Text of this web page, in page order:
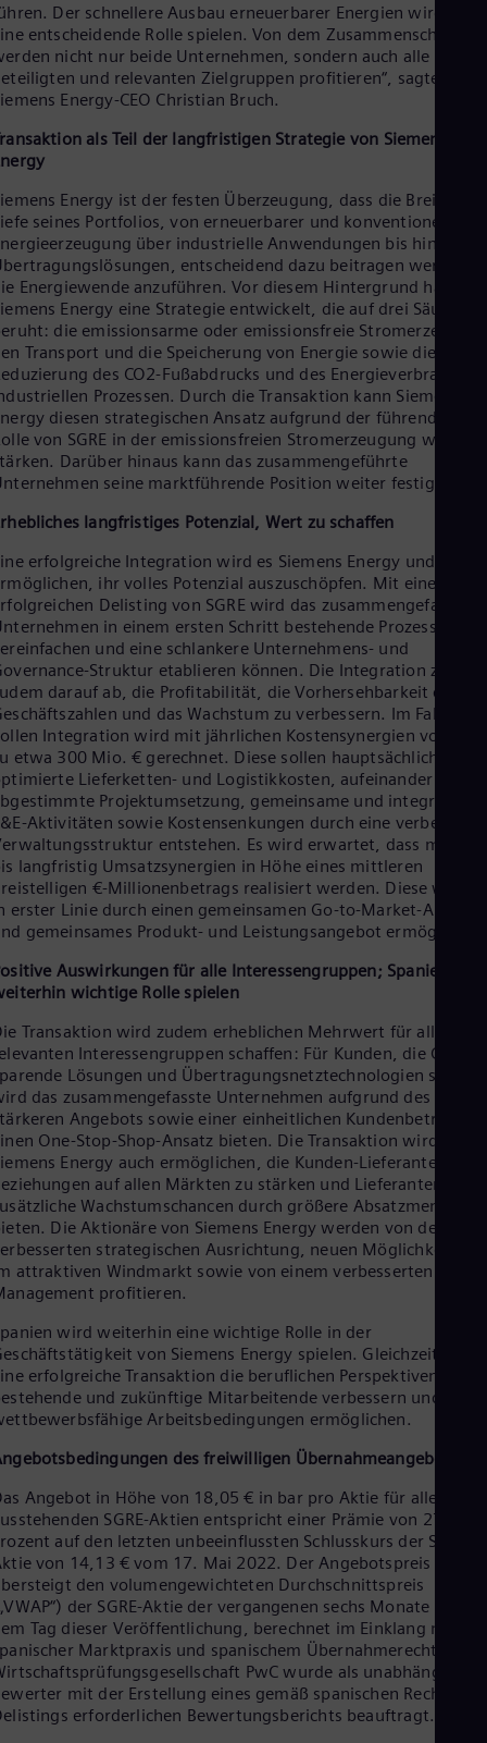
Der schnellere Ausbau erneuerbarer Energien wird
entscheidende Rolle spielen. Von dem Zusammenschluss
nicht nur beide Unternehmen, sondern auch alle
und relevanten Zielgruppen profitieren“, sagte
Energy-CEO Christian Bruch.
als Teil der langfristigen Strategie von Siemens
Energy ist der festen Überzeugung, dass die Breite und
seines Portfolios, von erneuerbarer und konventioneller
über industrielle Anwendungen bis hin zu
entscheidend dazu beitragen werden,
Energiewende anzuführen. Vor diesem Hintergrund hat
Energy eine Strategie entwickelt, die auf drei Säulen
die emissionsarme oder emissionsfreie
Transport und die Speicherung von Energie sowie die
des CO2-Fußabdrucks und des Energieverbrauchs
Prozessen. Durch die Transaktion kann Siemens
diesen strategischen Ansatz aufgrund der führenden
von SGRE in der emissionsfreien Stromerzeugung weiter
Darüber hinaus kann das zusammengeführte
seine marktführende Position weiter festigen.
langfristiges Potenzial, Wert zu schaffen
erfolgreiche Integration wird es Siemens Energy und SGRE
ihr volles Potenzial auszuschöpfen. Mit einem
Delisting von SGRE wird das zusammengefasste
in einem ersten Schritt bestehende Prozesse
und eine schlankere Unternehmens- und
Struktur etablieren können. Die Integration zielt
darauf ab, die Profitabilität, die Vorhersehbarkeit der
und das Wachstum zu verbessern. Im Fall einer
Integration wird mit jährlichen Kostensynergien von bis
etwa 300 Mio. € gerechnet. Diese sollen hauptsächlich durch
Lieferketten- und Logistikkosten, aufeinander
Projektumsetzung, gemeinsame und integrierte
Aktivitäten sowie Kostensenkungen durch eine verbesserte
entstehen. Es wird erwartet, dass mittel-
langfristig Umsatzsynergien in Höhe eines mittleren
€-Millionenbetrags realisiert werden. Diese
erster Linie durch einen gemeinsamen Go-to-Market-Ansatz
gemeinsames Produkt- und Leistungsangebot ermöglicht.
Auswirkungen für alle Interessengruppen; Spanien
wichtige Rolle spielen
Transaktion wird zudem erheblichen Mehrwert für alle
Interessengruppen schaffen: Für Kunden, die CO2-
Lösungen und Übertragungsnetztechnologien
das zusammengefasste Unternehmen aufgrund des
Angebots sowie einer einheitlichen Kundenbetreuung
One-Stop-Shop-Ansatz bieten. Die Transaktion wird es
Energy auch ermöglichen, die Kunden-Lieferanten-
auf allen Märkten zu stärken und Lieferanten
Wachstumschancen durch größere Absatzmengen
Die Aktionäre von Siemens Energy werden von der
strategischen Ausrichtung, neuen Möglichkeiten
attraktiven Windmarkt sowie von einem verbesserten Cash-
profitieren.
wird weiterhin eine wichtige Rolle in der
von Siemens Energy spielen. Gleichzeitig
erfolgreiche Transaktion die beruflichen Perspektiven für
und zukünftige Mitarbeitende verbessern und
Arbeitsbedingungen ermöglichen.
des freiwilligen Übernahmeangebots
Angebot in Höhe von 18,05 € in bar pro Aktie für alle
SGRE-Aktien entspricht einer Prämie von 27,7
auf den letzten unbeeinflussten Schlusskurs der SGRE-
von 14,13 € vom 17. Mai 2022. Der Angebotspreis
den volumengewichteten Durchschnittspreis
der SGRE-Aktie der vergangenen sechs Monate vor
Tag dieser Veröffentlichung, berechnet im Einklang mit
Marktpraxis und spanischem Übernahmerecht. Die
PwC wurde als unabhängiger
mit der Erstellung eines gemäß spanischen Rechts für
erforderlichen Bewertungsberichts beauftragt.